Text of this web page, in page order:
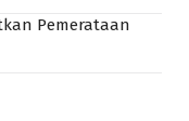
Pemerataan